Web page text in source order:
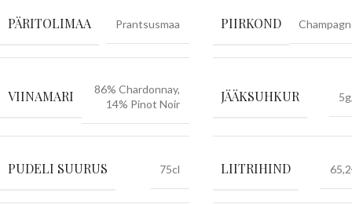
PÄRITOLIMAA Prantsusmaa PIIRKOND
VIINAMARI
86% Chardonnay,
14% Pinot Noir
JÄÄKSUHKUR
PUDELI SUURUS 75cl LIITRIHIND